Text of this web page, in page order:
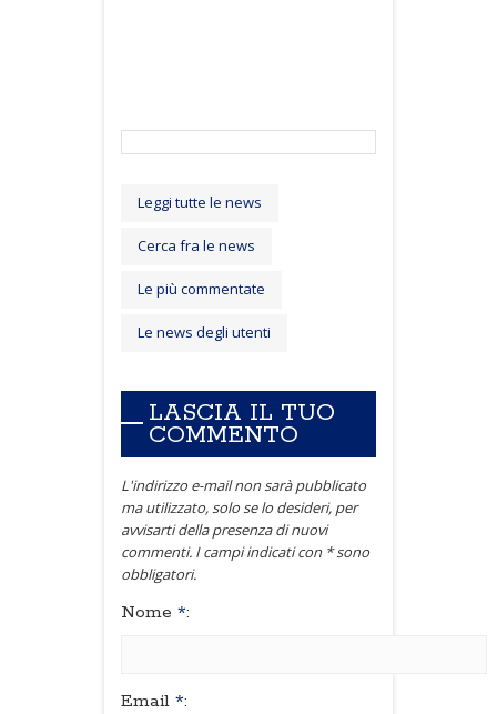
Leggi tutte le news
Cerca fra le news
Le più commentate
Le news degli utenti
LASCIA IL TUO
COMMENTO
L'indirizzo e-mail non sarà pubblicato
ma utilizzato, solo se lo desideri, per
avvisarti della presenza di nuovi
commenti. I campi indicati con * sono
obbligatori.
Nome *:
Email *: